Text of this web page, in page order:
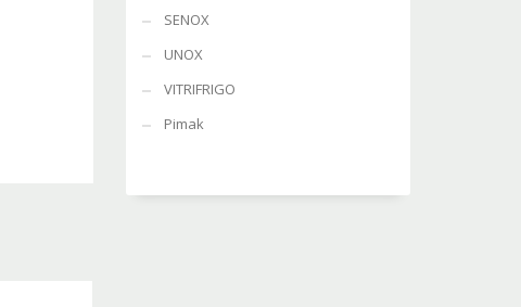
SENOX
UNOX
VITRIFRIGO
Pimak